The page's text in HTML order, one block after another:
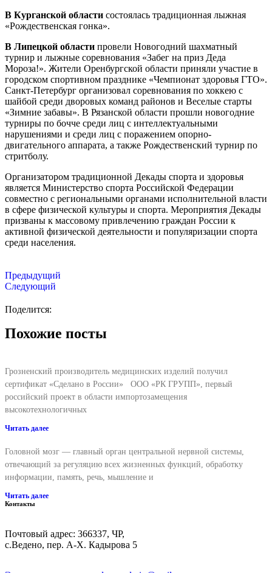
В Курганской области состоялась традиционная лыжная
«Рождественская гонка».
В Липецкой области провели Новогодний шахматный
турнир и лыжные соревнования «Забег на приз Деда
Мороза!». Жители Оренбургской области приняли участие в
городском спортивном празднике «Чемпионат здоровья ГТО».
Санкт-Петербург организовал соревнования по хоккею с
шайбой среди дворовых команд районов и Веселые старты
«Зимние забавы». В Рязанской области прошли новогодние
турниры по бочче среди лиц с интеллектуальными
нарушениями и среди лиц с поражением опорно-
двигательного аппарата, а также Рождественский турнир по
стритболу.
Организатором традиционной Декады спорта и здоровья
является Министерство спорта Российской Федерации
совместно с региональными органами исполнительной власти
в сфере физической культуры и спорта. Мероприятия Декады
призваны к массовому привлечению граждан России к
активной физической деятельности и популяризации спорта
среди населения.
Предыдущий
Следующий
Поделится:
Похожие посты
Грозненский производитель медицинских изделий получил
сертификат «Сделано в России» ООО «РК ГРУПП», первый
российский проект в области импортозамещения
высокотехнологичных
Читать далее
Головной мозг — главный орган центральной нервной системы,
отвечающий за регуляцию всех жизненных функций, обработку
информации, память, речь, мышление и
Читать далее
Контакты
Почтовый адрес: 366337, ЧР,
с.Ведено, пер. А-Х. Кадыровa 5